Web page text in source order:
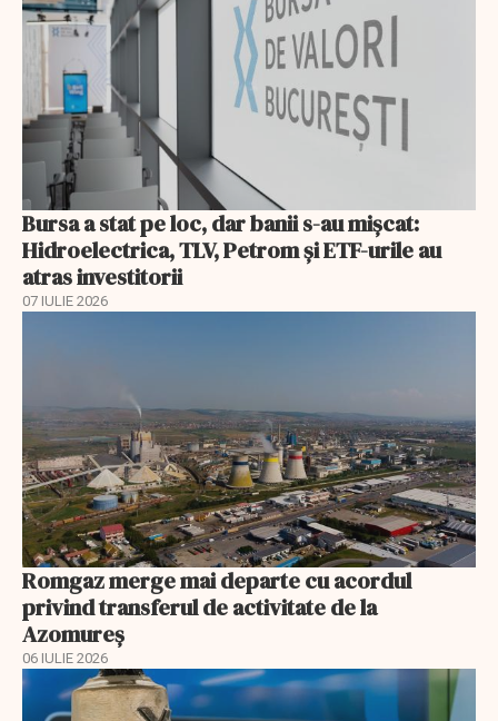
Bursa a stat pe loc, dar banii s-au mișcat:
Hidroelectrica, TLV, Petrom și ETF-urile au
atras investitorii
07 IULIE 2026
Romgaz merge mai departe cu acordul
privind transferul de activitate de la
Azomureș
06 IULIE 2026